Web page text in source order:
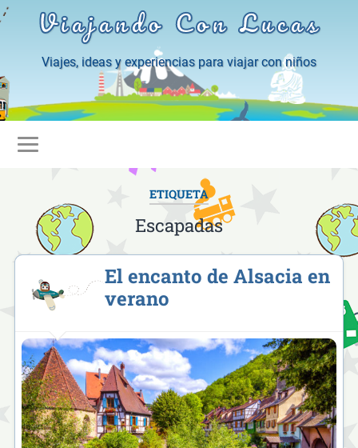
Viajando Con Lucas
Viajes, ideas y experiencias para viajar con niños
ETIQUETA
Escapadas
El encanto de Alsacia en
verano